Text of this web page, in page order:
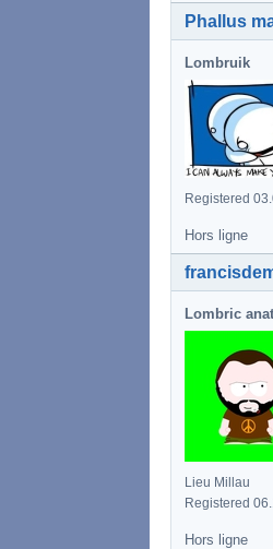
Phallus
Lombruik
Registered
Hors ligne
Lombric
Lieu Millau
Registered
Hors ligne